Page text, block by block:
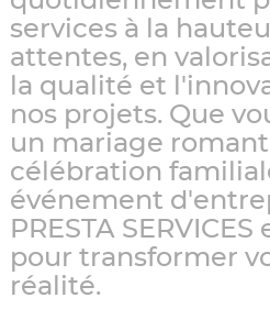
services à la
attentes, en
la qualité et
nos projets. Que
un mariage
célébration
événement
PRESTA
pour transformer
réalité.